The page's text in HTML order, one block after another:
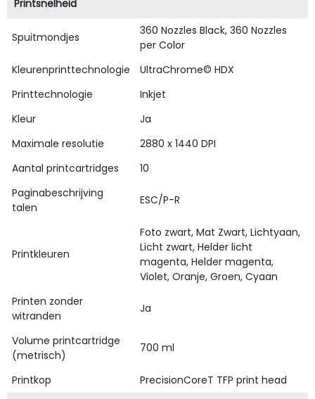
Printsnelheid
Spuitmondjes
360 Nozzles Black, 360 Nozzles
per Color
Kleurenprinttechnologie
UltraChrome© HDX
Printtechnologie
Inkjet
Kleur
Ja
Maximale resolutie
2880 x 1440 DPI
Aantal printcartridges
10
Paginabeschrijving
talen
ESC/P-R
Printkleuren
Foto zwart, Mat Zwart, Lichtyaan,
Licht zwart, Helder licht
magenta, Helder magenta,
Violet, Oranje, Groen, Cyaan
Printen zonder
witranden
Ja
Volume printcartridge
(metrisch)
700 ml
Printkop
PrecisionCoreT TFP print head